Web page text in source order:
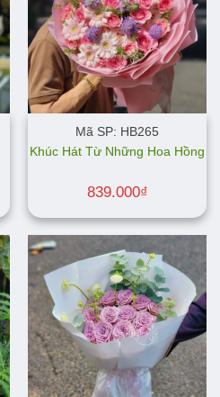
Mã SP: HB265
Khúc Hát Từ Những Hoa Hồng
839.000₫